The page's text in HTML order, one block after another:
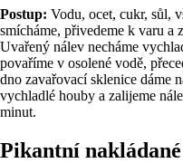
Postup: Vodu, ocet, cukr, sůl,
smícháme, přivedeme k varu a
Uvařený nálev necháme
povaříme v osolené vodě,
dno zavařovací sklenice dáme
vychladlé houby a zalijeme
minut.
Pikantní